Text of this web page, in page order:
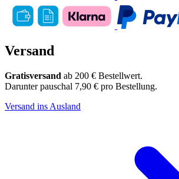
Versand
Gratisversand ab 200 € Bestellwert.
Darunter pauschal 7,90 € pro Bestellung.
Versand ins Ausland